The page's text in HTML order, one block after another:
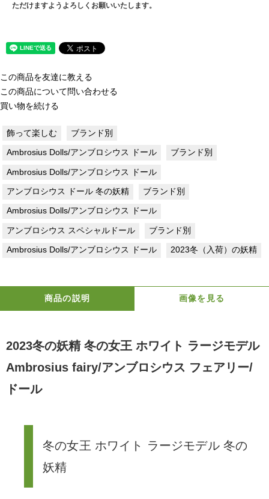
ただけますようよろしくお願いいたします。
この商品を友達に教える
この商品について問い合わせる
買い物を続ける
飾って楽しむ ブランド別
Ambrosius Dolls/アンブロシウス ドール ブランド別
Ambrosius Dolls/アンブロシウス ドール
アンブロシウス ドール 冬の妖精 ブランド別
Ambrosius Dolls/アンブロシウス ドール
アンブロシウス スペシャルドール ブランド別
Ambrosius Dolls/アンブロシウス ドール 2023冬（入荷）の妖精
商品の説明 画像を見る
2023冬の妖精 冬の女王 ホワイト ラージモデル
Ambrosius fairy/アンブロシウス フェアリー/
ドール
冬の女王 ホワイト ラージモデル 冬の
妖精